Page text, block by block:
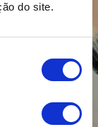
do site.